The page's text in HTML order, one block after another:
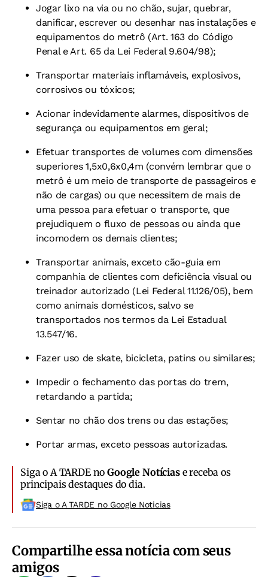
Jogar lixo na via ou no chão, sujar, quebrar,
danificar, escrever ou desenhar nas instalações e
equipamentos do metrô (Art. 163 do Código
Penal e Art. 65 da Lei Federal 9.604/98);
Transportar materiais inflamáveis, explosivos,
corrosivos ou tóxicos;
Acionar indevidamente alarmes, dispositivos de
segurança ou equipamentos em geral;
Efetuar transportes de volumes com dimensões
superiores1,5x0,6x0,4m (convém lembrar que o
metrô é um meio de transporte de passageiros e
não de cargas) ou que necessitem de mais de
uma pessoa para efetuar o transporte, que
prejudiquem o fluxo de pessoas ou ainda que
incomodem os demais clientes;
Transportar animais, exceto cão-guia em
companhia de clientes com deficiência visual ou
treinador autorizado (Lei Federal 11.126/05), bem
como animais domésticos, salvo se
transportados nos termos da Lei Estadual
13.547/16.
Fazer uso de skate, bicicleta, patins ou similares;
Impedir o fechamento das portas do trem,
retardando a partida;
Sentar no chão dos trens ou das estações;
Portar armas, exceto pessoas autorizadas.
Siga o A TARDE noGoogle Notíciase receba os
principais destaques do dia.
Siga o A TARDE no Google Noticias
Compartilhe essa notícia com seus
amigos